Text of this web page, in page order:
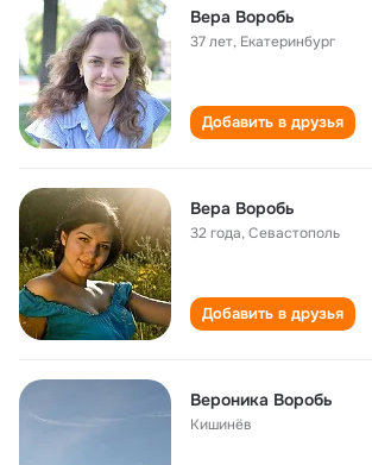
Вера Воробь
37 лет, Екатеринбург
Добавить в друзья
Вера Воробь
32 года,Севастополь
Добавить в друзья
Вероника Воробь
Кишинёв